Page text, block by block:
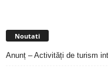
Noutati
Anunț – Activități de turism